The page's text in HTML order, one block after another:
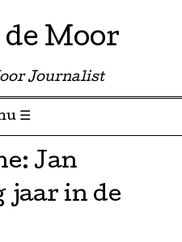
Moor
Journalist
☰
Jan
jaar in de